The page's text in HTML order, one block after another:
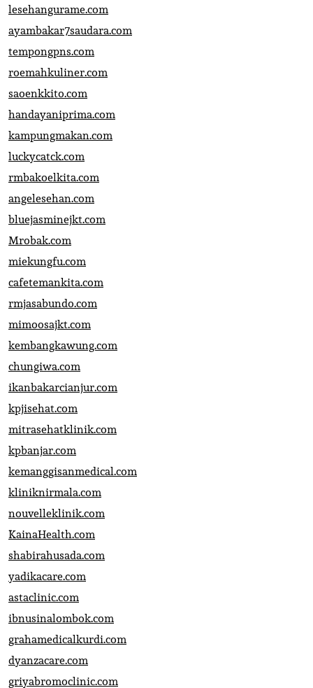
lesehangurame.com
ayambakar7saudara.com
tempongpns.com
roemahkuliner.com
saoenkkito.com
handayaniprima.com
kampungmakan.com
luckycatck.com
rmbakoelkita.com
angelesehan.com
bluejasminejkt.com
Mrobak.com
miekungfu.com
cafetemankita.com
rmjasabundo.com
mimoosajkt.com
kembangkawung.com
chungiwa.com
ikanbakarcianjur.com
kpjisehat.com
mitrasehatklinik.com
kpbanjar.com
kemanggisanmedical.com
kliniknirmala.com
nouvelleklinik.com
KainaHealth.com
shabirahusada.com
yadikacare.com
astaclinic.com
ibnusinalombok.com
grahamedicalkurdi.com
dyanzacare.com
griyabromoclinic.com